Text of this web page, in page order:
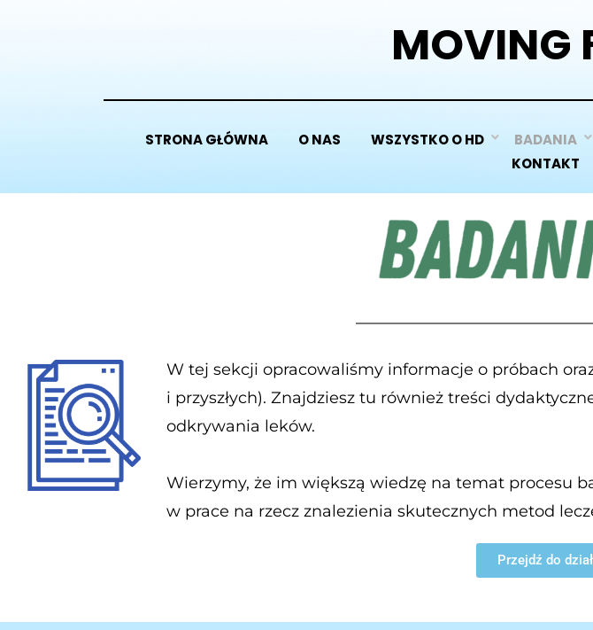
MOVING
STRONA GŁÓWNA O NAS WSZYSTKO O HD BADANIA
KONTAKT
W tej sekcji opracowaliśmy informacje o próbach
i przyszłych). Znajdziesz tu również treści
odkrywania leków.
Wierzymy, że im większą wiedzę na temat procesu
w prace na rzecz znalezienia skutecznych metod
Przejdź do